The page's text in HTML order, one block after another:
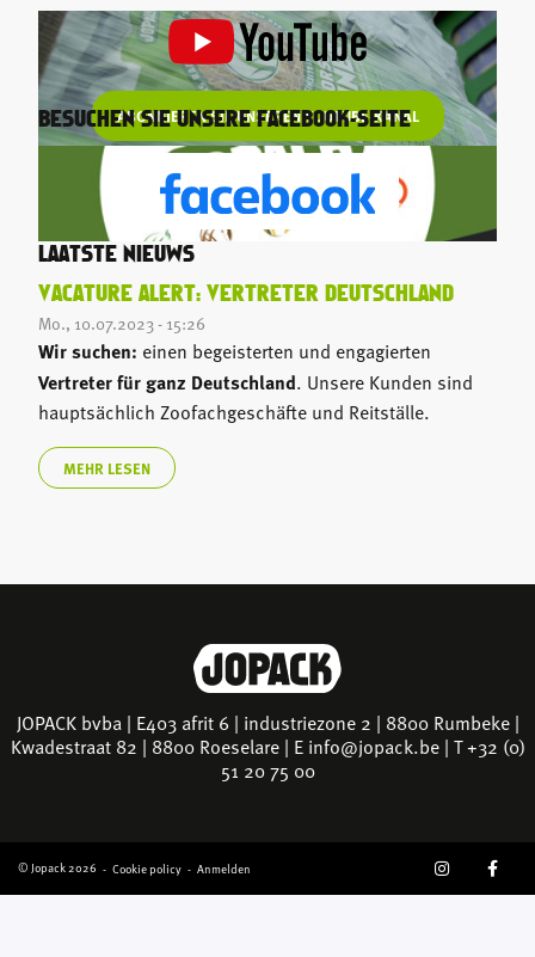
ABONNIEREN SIE UNSEREN YOUTUBE-KANAL
BESUCHEN SIE UNSERE FACEBOOK-SEITE
LAATSTE NIEUWS
VACATURE ALERT: VERTRETER DEUTSCHLAND
Mo., 10.07.2023 - 15:26
Wir suchen: einen begeisterten und engagierten
Vertreter für ganz Deutschland. Unsere Kunden sind
hauptsächlich Zoofachgeschäfte und Reitställe.
MEHR LESEN
JOPACK bvba | E403 afrit 6 | industriezone 2 | 8800 Rumbeke |
Kwadestraat 82 | 8800 Roeselare | E info@jopack.be| T +32 (0)
51 20 75 00
© Jopack 2026
GEBRUIKERSMENU
Cookie policy Anmelden
SOCIAL